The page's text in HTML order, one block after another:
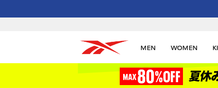
MEN WOMEN